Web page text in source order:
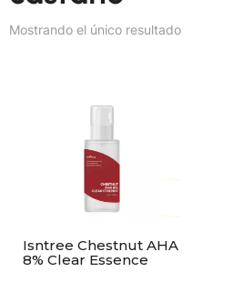
Mostrando el único resultado
Isntree Chestnut AHA
8% Clear Essence